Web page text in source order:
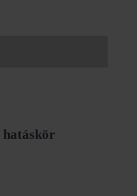
hatáskör